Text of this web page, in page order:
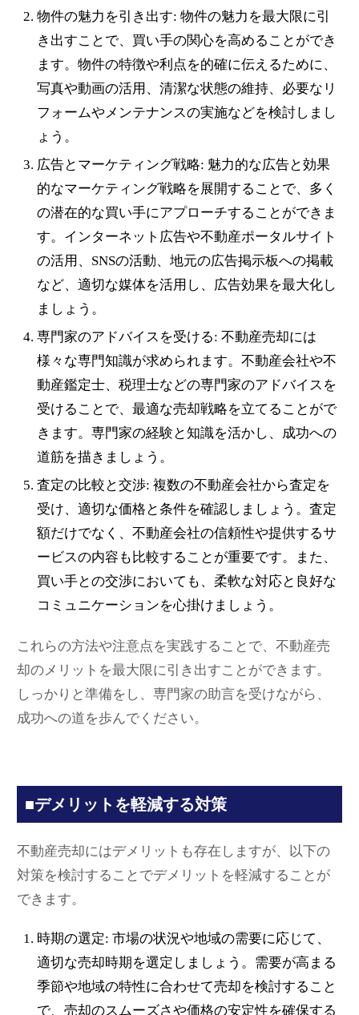
物件の魅力を引き出す: 物件の魅力を最大限に引
き出すことで、買い手の関心を高めることができ
ます。物件の特徴や利点を的確に伝えるために、
写真や動画の活用、清潔な状態の維持、必要なリ
フォームやメンテナンスの実施などを検討しまし
ょう。
広告とマーケティング戦略: 魅力的な広告と効果
的なマーケティング戦略を展開することで、多く
の潜在的な買い手にアプローチすることができま
す。インターネット広告や不動産ポータルサイト
の活用、SNSの活動、地元の広告掲示板への掲載
など、適切な媒体を活用し、広告効果を最大化し
ましょう。
専門家のアドバイスを受ける: 不動産売却には
様々な専門知識が求められます。不動産会社や不
動産鑑定士、税理士などの専門家のアドバイスを
受けることで、最適な売却戦略を立てることがで
きます。専門家の経験と知識を活かし、成功への
道筋を描きましょう。
査定の比較と交渉: 複数の不動産会社から査定を
受け、適切な価格と条件を確認しましょう。査定
額だけでなく、不動産会社の信頼性や提供するサ
ービスの内容も比較することが重要です。また、
買い手との交渉においても、柔軟な対応と良好な
コミュニケーションを心掛けましょう。
これらの方法や注意点を実践することで、不動産売
却のメリットを最大限に引き出すことができます。
しっかりと準備をし、専門家の助言を受けながら、
成功への道を歩んでください。
■デメリットを軽減する対策
不動産売却にはデメリットも存在しますが、以下の
対策を検討することでデメリットを軽減することが
できます。
時期の選定: 市場の状況や地域の需要に応じて、
適切な売却時期を選定しましょう。需要が高まる
季節や地域の特性に合わせて売却を検討すること
で、売却のスムーズさや価格の安定性を確保する